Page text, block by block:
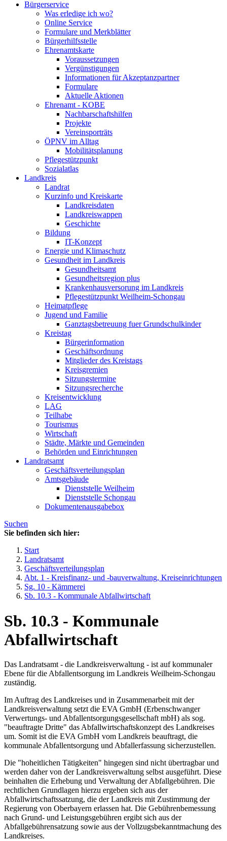
Bürgerservice
Was erledige ich wo?
Online Service
Formulare und Merkblätter
Bürgerhilfsstelle
Ehrenamtskarte
Voraussetzungen
Vergünstigungen
Informationen für Akzeptanzpartner
Formulare
Aktuelle Aktionen
Ehrenamt - KOBE
Nachbarschaftshilfen
Projekte
Vereinsporträts
ÖPNV im Alltag
Mobilitätsplanung
Pflegestützpunkt
Sozialatlas
Landkreis
Landrat
Kurzinfo und Kreiskarte
Landkreisdaten
Landkreiswappen
Geschichte
Bildung
IT-Konzept
Energie und Klimaschutz
Gesundheit im Landkreis
Gesundheitsamt
Gesundheitsregion plus
Krankenhausversorung im Landkreis
Pflegestützpunkt Weilheim-Schongau
Heimatpflege
Jugend und Familie
Ganztagsbetreuung fuer Grundschulkinder
Kreistag
Bürgerinformation
Geschäftsordnung
Mitglieder des Kreistags
Kreisgremien
Sitzungstermine
Sitzungsrecherche
Kreisentwicklung
LAG
Teilhabe
Tourismus
Wirtschaft
Städte, Märkte und Gemeinden
Behörden und Einrichtungen
Landratsamt
Geschäftsverteilungsplan
Amtsgebäude
Dienststelle Weilheim
Dienststelle Schongau
Dokumentenausgabebox
Suchen
Sie befinden sich hier:
Start
Landratsamt
Geschäftsverteilungsplan
Abt. 1 - Kreisfinanz- und -bauverwaltung, Kreiseinrichtungen
Sg. 10 - Kämmerei
Sb. 10.3 - Kommunale Abfallwirtschaft
Sb. 10.3 - Kommunale
Abfallwirtschaft
Das Landratsamt - die Landkreisverwaltung - ist auf kommunaler
Ebene für die Abfallentsorgung im Landkreis Weilheim-Schongau
zuständig.
Im Auftrag des Landkreises und in Zusammenarbeit mit der
Landkreisverwaltung setzt die EVA GmbH (Erbenschwanger
Verwertungs- und Abfallentsorgungsgesellschaft mbH) als sog.
"beauftragte Dritte" das Abfallwirtschaftskonzept des Landkreises
um. Somit ist die EVA GmbH vom Landkreis beauftragt, die
kommunale Abfallentsorgung und Abfallerfassung sicherzustellen.
Die "hoheitlichen Tätigkeiten" hingegen sind nicht übertragbar und
werden daher von der Landkreisverwaltung selbst ausgeführt. Diese
beinhalten die Erhebung und Verwaltung der Abfallgebühren. Die
rechtlichen Grundlagen hierzu ergeben sich aus der
Abfallwirtschaftssatzung, die der Landkreis mit Zustimmung der
Regierung von Oberbayern erlassen hat. Die Gebührenbemessung
nach Grund- und Leistungsgebühren ergibt sich aus der
Abfallgebührensatzung sowie aus der Vollzugsbekanntmachung des
Landkreises.